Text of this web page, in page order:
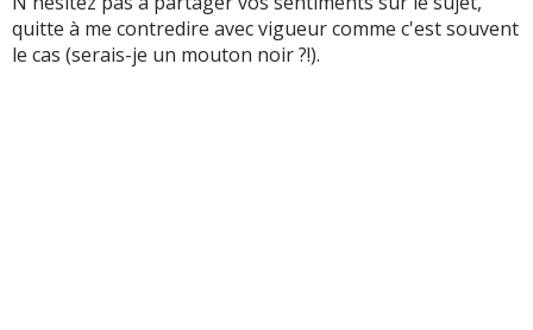
quitte à me contredire avec vigueur comme c'est souvent
le cas (serais-je un mouton noir ?!).